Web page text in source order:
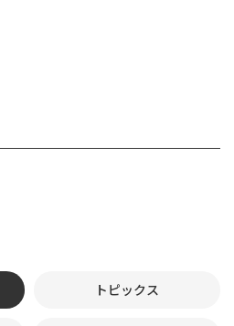
トピックス